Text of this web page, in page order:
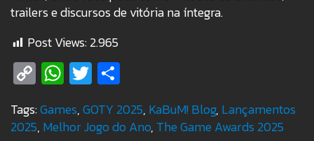
trailers e discursos de vitória na íntegra.
Post Views:2.965
Copy
Link
WhatsApp
Twitter
Tags:Games,GOTY 2025, KaBuM! Blog, Lançamentos
2025, Melhor Jogo do Ano, The Game Awards 2025